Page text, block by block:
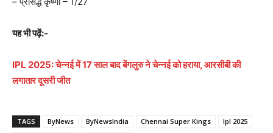
यह भी पढ़ें:-
IPL 2025: चेन्नई में 17 साल बाद बेंगलुरु ने चेन्नई को हराया, आरसीबी की
लगातार दूसरी जीत
TAGS ByNews ByNewsIndia Chennai Super Kings
Ipl 2025